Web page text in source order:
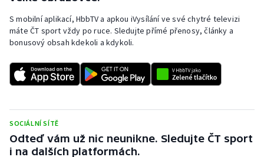
Stolní tenis
Triatlon
Veslování
Vodní slalom
Volejbal
Ostatní
S mobilní aplikací, HbbTV a apkou iVysílání ve své chytré televizi
máte ČT sport vždy po ruce. Sledujte přímé přenosy, články a
bonusový obsah kdekoli a kdykoli.
SOCIÁLNÍ SÍTĚ
Odteď vám už nic neunikne. Sledujte ČT sport
i na dalších platformách.